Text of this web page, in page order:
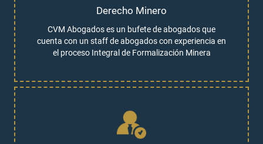
Derecho Minero
CVM Abogados es un bufete de abogados que
cuenta con un staff de abogados con experiencia en
el proceso Integral de Formalización Minera